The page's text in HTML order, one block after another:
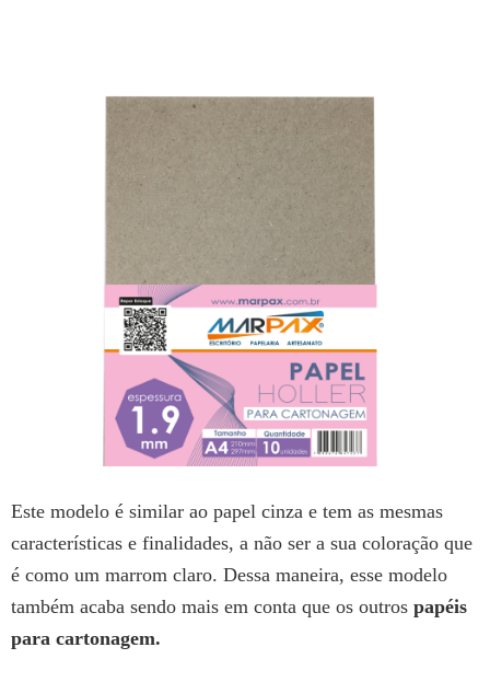
Este modelo é similar ao papel cinza e tem as mesmas
características e finalidades, a não ser a sua coloração que
é como um marrom claro. Dessa maneira, esse modelo
também acaba sendo mais em conta que os outros papéis
para cartonagem.